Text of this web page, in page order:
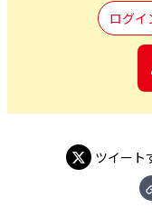
ログイ
ツイート